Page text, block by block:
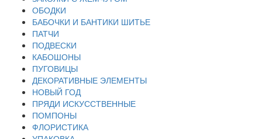
ОБОДКИ
БАБОЧКИ И БАНТИКИ ШИТЬЕ
ПАТЧИ
ПОДВЕСКИ
КАБОШОНЫ
ПУГОВИЦЫ
ДЕКОРАТИВНЫЕ ЭЛЕМЕНТЫ
НОВЫЙ ГОД
ПРЯДИ ИСКУССТВЕННЫЕ
ПОМПОНЫ
ФЛОРИСТИКА